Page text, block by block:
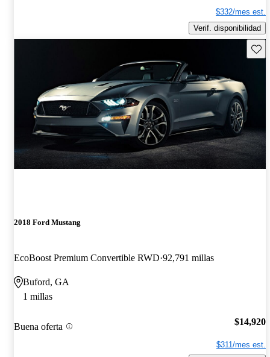
$332/mes est.
Verif. disponibilidad
2018 Ford Mustang
EcoBoost Premium Convertible RWD 92,791 millas
Buford, GA
1 millas
Buena oferta $14,920
$311/mes est.